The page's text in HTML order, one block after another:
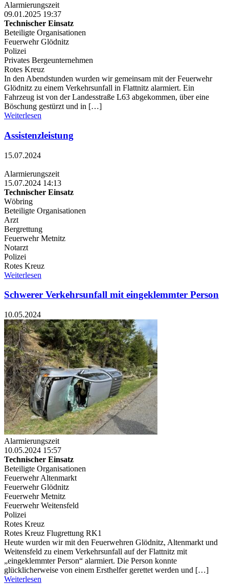
Alarmierungszeit
09.01.2025 19:37
Technischer Einsatz
Beteiligte Organisationen
Feuerwehr Glödnitz
Polizei
Privates Bergeunternehmen
Rotes Kreuz
In den Abendstunden wurden wir gemeinsam mit der Feuerwehr
Glödnitz zu einem Verkehrsunfall in Flattnitz alarmiert. Ein
Fahrzeug ist von der Landesstraße L63 abgekommen, über eine
Böschung gestürzt und in […]
Weiterlesen
Assistenzleistung
15.07.2024
Alarmierungszeit
15.07.2024 14:13
Technischer Einsatz
Wöbring
Beteiligte Organisationen
Arzt
Bergrettung
Feuerwehr Metnitz
Notarzt
Polizei
Rotes Kreuz
Weiterlesen
Schwerer Verkehrsunfall mit eingeklemmter Person
10.05.2024
Alarmierungszeit
10.05.2024 15:57
Technischer Einsatz
Beteiligte Organisationen
Feuerwehr Altenmarkt
Feuerwehr Glödnitz
Feuerwehr Metnitz
Feuerwehr Weitensfeld
Polizei
Rotes Kreuz
Rotes Kreuz Flugrettung RK1
Heute wurden wir mit den Feuerwehren Glödnitz, Altenmarkt und
Weitensfeld zu einem Verkehrsunfall auf der Flattnitz mit
„eingeklemmter Person“ alarmiert. Die Person konnte
glücklicherweise von einem Ersthelfer gerettet werden und […]
Weiterlesen